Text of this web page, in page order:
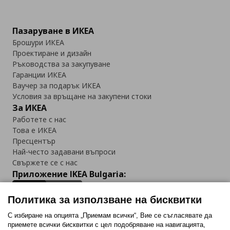
Пазаруване в ИКЕА
Брошури ИКЕА
Проектиране и дизайн
Ръководства за закупуване
Гаранции ИКЕА
Ваучер за подарък ИКЕА
Условия за връщане на закупени стоки
За ИКЕА
Работете с нас
Това е ИКЕА
Пресцентър
Най-често задавани въпроси
Свържете се с нас
Приложение IKEA Bulgaria:
Последвайте ни:
Политика за използване на бисквитки
С избиране на опцията „Приемам всички“, Вие се съгласявате да
приемете всички бисквитки с цел подобряване на навигацията,